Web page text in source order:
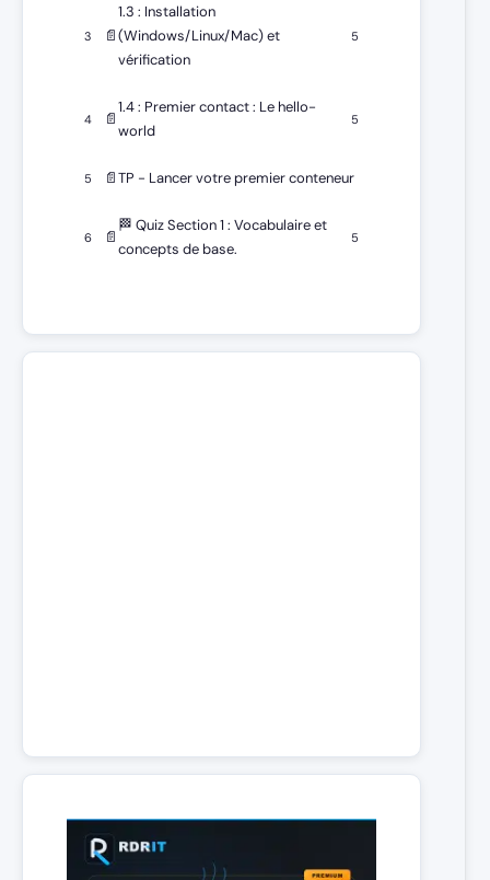
3 📄
1.3 : Installation
(Windows/Linux/Mac) et
vérification
5
4 📄
1.4 : Premier contact : Le hello-
world
5
5 📄TP - Lancer votre premier conteneur
6 📄
🏁 Quiz Section 1 : Vocabulaire et
concepts de base.
5